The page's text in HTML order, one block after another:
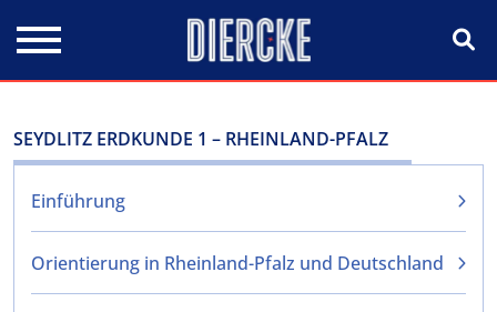
SEYDLITZ ERDKUNDE 1 – RHEINLAND-PFALZ
Einführung
Orientierung in Rheinland-Pfalz und Deutschland